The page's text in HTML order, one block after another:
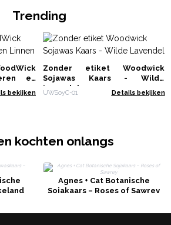
Trending
en
bekijken
Zonder etiket Woodwick
Sojawas Kaars - Wilde
Lavendel
UWSoyC-01 Details bekijken
kochten onlangs
Agnes + Cat Botanische
Sojakaars – Roses of Sawrey